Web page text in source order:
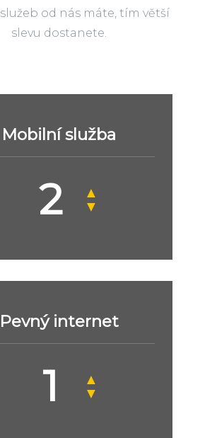
od nás máte, tím větší
slevu dostanete.
Mobilní služba
▲
▼
Pevný internet
▲
▼